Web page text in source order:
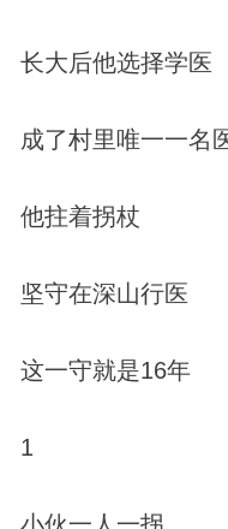
长大后他选择学医
成了村里唯一一名
他拄着拐杖
坚守在深山行医
这一守就是16年
1